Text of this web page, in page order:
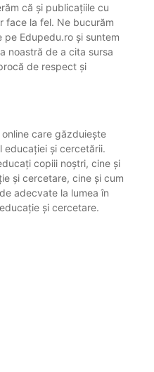
că și publicațiile cu
face la fel. Ne bucurăm
Edupedu.ro și suntem
noastră de a cita sursa
de respect și
care găzduiește
educației și cercetării.
copiii noștri, cine și
și cercetare, cine și cum
adecvate la lumea în
și cercetare.